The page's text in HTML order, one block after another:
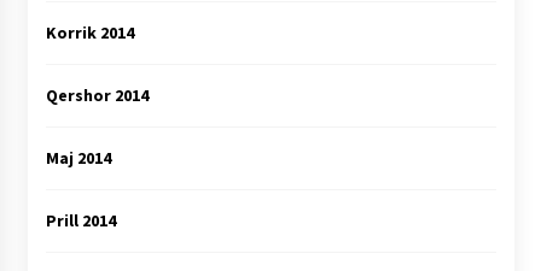
Korrik 2014
Qershor 2014
Maj 2014
Prill 2014